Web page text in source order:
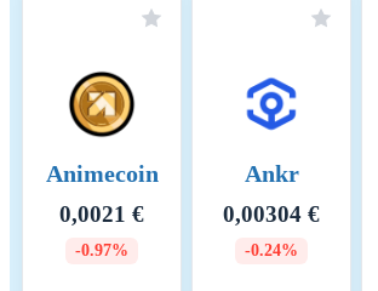
contracts
resource
operation to
network
Raportointikauden alku
Raportointikauden loppu 2026-07-27
Animecoin
0,0021 €
-0.97%
Ankr
0,00304 €
-0.24%